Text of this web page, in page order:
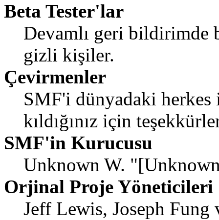
Beta Tester'lar
Devamlı geri bildirimde
gizli kişiler.
Çevirmenler
SMF'i dünyadaki
kıldığınız için
SMF'in Kurucusu
Unknown W.
Orjinal Proje Yöneticileri
Jeff Lewis, Joseph Fung